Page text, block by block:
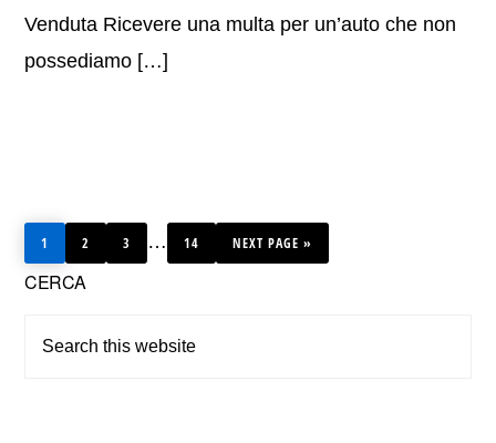
Venduta Ricevere una multa per un’auto che non
possediamo […]
PAGE
1
PAGE
2
PAGE
3
Interim
…
PAGE
14 TO
NEXT PAGE »
Primary
Sidebar
CERCA